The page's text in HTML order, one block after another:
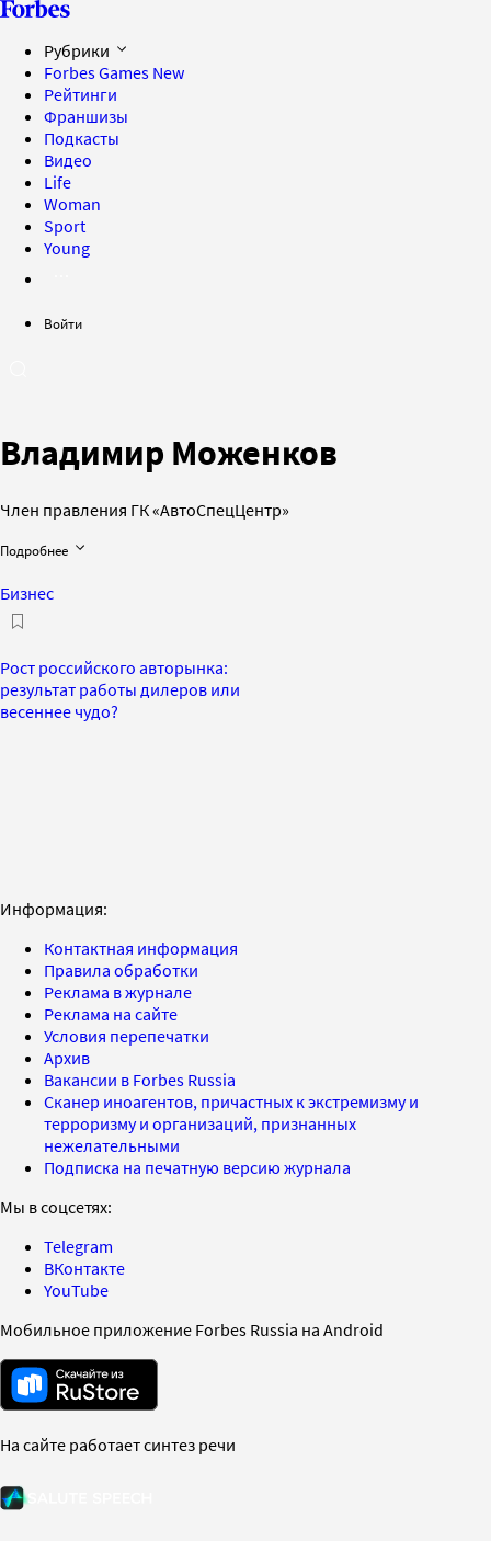
Рубрики
Forbes Games New
Рейтинги
Франшизы
Подкасты
Видео
Life
Woman
Sport
Young
Войти
Владимир Моженков
Член правления ГК «АвтоСпецЦентр»
Подробнее
Бизнес
Рост российского авторынка:
результат работы дилеров или
весеннее чудо?
Информация:
Контактная информация
Правила обработки
Реклама в журнале
Реклама на сайте
Условия перепечатки
Архив
Вакансии в Forbes Russia
Сканер иноагентов, причастных к экстремизму и
терроризму и организаций, признанных
нежелательными
Подписка на печатную версию журнала
Мы в соцсетях:
Telegram
ВКонтакте
YouTube
Мобильное приложение Forbes Russia на Android
На сайте работает синтез речи